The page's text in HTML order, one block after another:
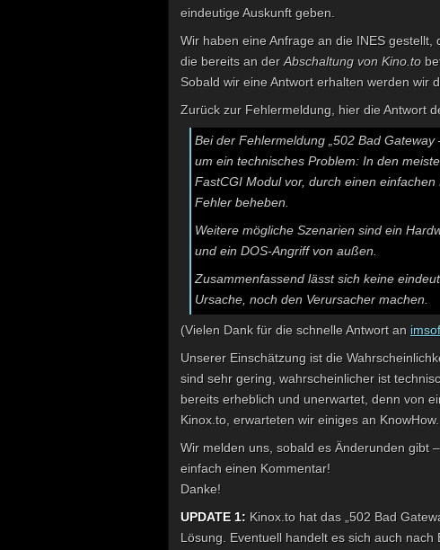
eindeutige Auskunft geben.
Wir haben eine Anfrage an die INES gestellt,
die bereits an der Abschaltung von Kino.to
Sobald wir eine Antwort erhalten werden wir
Zurück zur Fehlermeldung, hier die Antwort
Bei der Fehlermeldung „ 502 Bad Gateway
um ein technisches Problem: In den
FastCGI Modul vor, durch einen
Fehler beheben.
Weitere mögliche Szenarien sind ein
und ein DOS-Angriff von außen.
Zusammenfassend lässt sich keine
Ursache, noch den Verursacher machen.
(Vielen Dank für die schnelle Antwort an
Unserer Einschätzung ist die
sind sehr gering, wahrscheinlicher ist
bereits erheblich und unerwartet, denn von
Kinox.to, erwarteten wir einiges an KnowHow.
Wir melden uns, sobald es Änderunden gibt
einfach einen Kommentar!
Danke!
UPDATE 1: Kinox.to hat das „502 Bad
Lösung. Eventuell handelt es sich auch